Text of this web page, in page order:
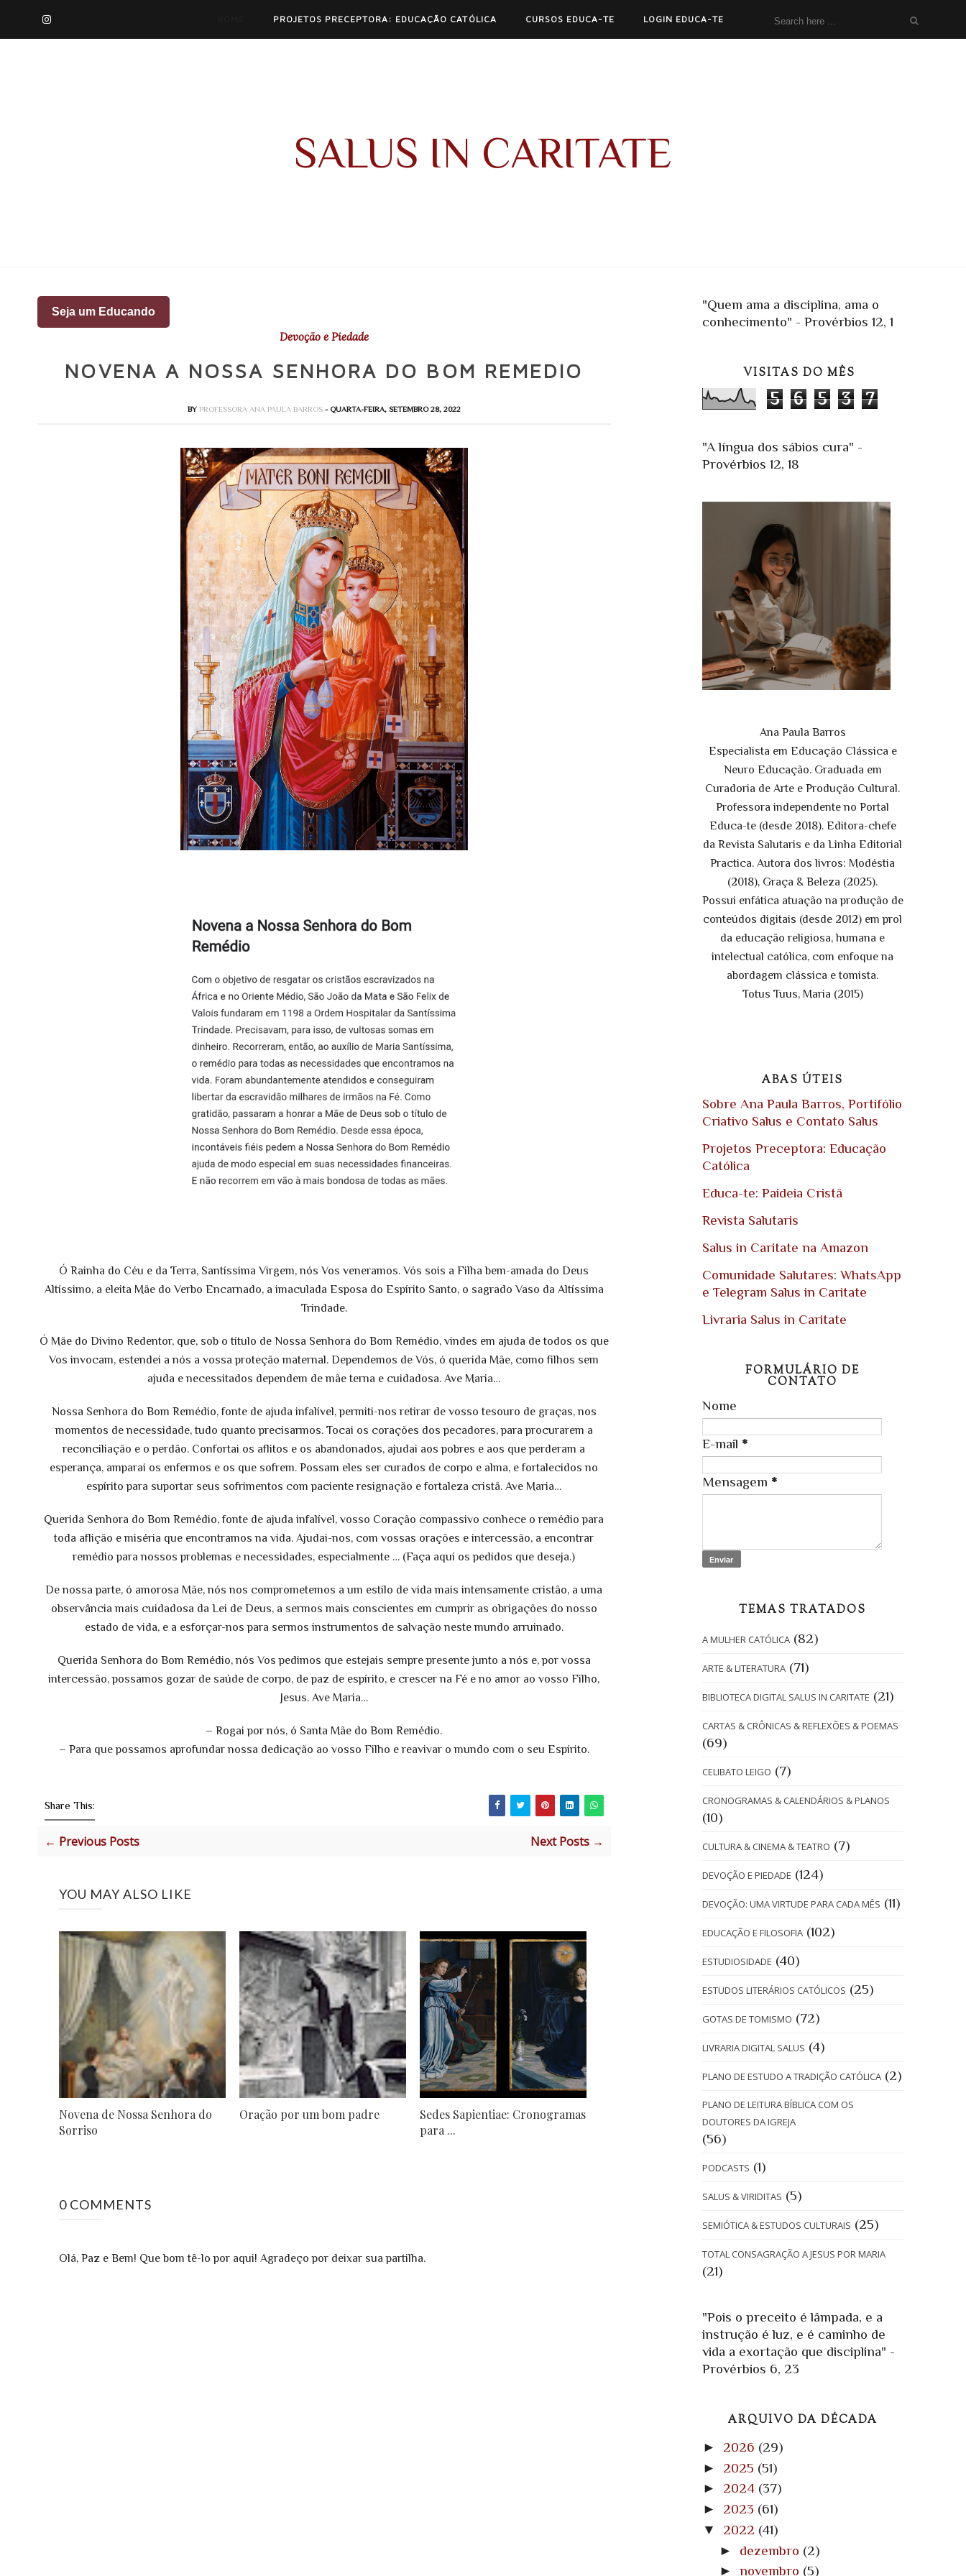
PROJETOS PRECEPTORA: EDUCAÇÃO CATÓLICA CURSOS EDUCA-TE LOGIN EDUCA-TE
SALUS IN CARITATE
Seja um Educando
Devoção e Piedade
NOVENA A NOSSA SENHORA DO BOM REMEDIO
BY PROFESSORA ANA PAULA BARROS - QUARTA-FEIRA, SETEMBRO 28, 2022
Ó Rainha do Céu e da Terra, Santíssima Virgem, nós Vos veneramos. Vós sois a Filha bem-amada do Deus
Altíssimo, a eleita Mãe do Verbo Encarnado, a imaculada Esposa do Espírito Santo, o sagrado Vaso da Altíssima
Trindade.
Ó Mãe do Divino Redentor, que, sob o título de Nossa Senhora do Bom Remédio, vindes em ajuda de todos os que
Vos invocam, estendei a nós a vossa proteção maternal. Dependemos de Vós, ó querida Mãe, como filhos sem
ajuda e necessitados dependem de mãe terna e cuidadosa. Ave Maria…
Nossa Senhora do Bom Remédio, fonte de ajuda infalível, permiti-nos retirar de vosso tesouro de graças, nos
momentos de necessidade, tudo quanto precisarmos. Tocai os corações dos pecadores, para procurarem a
reconciliação e o perdão. Confortai os aflitos e os abandonados, ajudai aos pobres e aos que perderam a
esperança, amparai os enfermos e os que sofrem. Possam eles ser curados de corpo e alma, e fortalecidos no
espírito para suportar seus sofrimentos com paciente resignação e fortaleza cristã. Ave Maria…
Querida Senhora do Bom Remédio, fonte de ajuda infalível, vosso Coração compassivo conhece o remédio para
toda aflição e miséria que encontramos na vida. Ajudai-nos, com vossas orações e intercessão, a encontrar
remédio para nossos problemas e necessidades, especialmente … (Faça aqui os pedidos que deseja.)
De nossa parte, ó amorosa Mãe, nós nos comprometemos a um estilo de vida mais intensamente cristão, a uma
observância mais cuidadosa da Lei de Deus, a sermos mais conscientes em cumprir as obrigações do nosso
estado de vida, e a esforçar-nos para sermos instrumentos de salvação neste mundo arruinado.
Querida Senhora do Bom Remédio, nós Vos pedimos que estejais sempre presente junto a nós e, por vossa
intercessão, possamos gozar de saúde de corpo, de paz de espírito, e crescer na Fé e no amor ao vosso Filho,
Jesus. Ave Maria…
– Rogai por nós, ó Santa Mãe do Bom Remédio.
– Para que possamos aprofundar nossa dedicação ao vosso Filho e reavivar o mundo com o seu Espírito.
Share This:
← Previous Posts Next Posts →
YOU MAY ALSO LIKE
Novena de Nossa Senhora do
Sorriso
Oração por um bom padre
Sedes Sapientiae: Cronogramas
para ...
0 COMMENTS
Olá, Paz e Bem! Que bom tê-lo por aqui! Agradeço por deixar sua partilha.
"Quem ama a disciplina, ama o
conhecimento" - Provérbios 12, 1
VISITAS DO MÊS
5 6 5 3 7
"A língua dos sábios cura" -
Provérbios 12, 18
Ana Paula Barros
Especialista em Educação Clássica e
Neuro Educação. Graduada em
Curadoria de Arte e Produção Cultural.
Professora independente no Portal
Educa-te (desde 2018). Editora-chefe
da Revista Salutaris e da Linha Editorial
Practica. Autora dos livros: Modéstia
(2018), Graça & Beleza (2025).
Possui enfática atuação na produção de
conteúdos digitais (desde 2012) em prol
da educação religiosa, humana e
intelectual católica, com enfoque na
abordagem clássica e tomista.
Totus Tuus, Maria (2015)
ABAS ÚTEIS
Sobre Ana Paula Barros, Portifólio
Criativo Salus e Contato Salus
Projetos Preceptora: Educação
Católica
Educa-te: Paideia Cristã
Revista Salutaris
Salus in Caritate na Amazon
Comunidade Salutares: WhatsApp
e Telegram Salus in Caritate
Livraria Salus in Caritate
FORMULÁRIO DE
CONTATO
Nome
E-mail *
Mensagem *
TEMAS TRATADOS
A MULHER CATÓLICA (82)
ARTE & LITERATURA (71)
BIBLIOTECA DIGITAL SALUS IN CARITATE (21)
CARTAS & CRÔNICAS & REFLEXÕES & POEMAS
(69)
CELIBATO LEIGO (7)
CRONOGRAMAS & CALENDÁRIOS & PLANOS
(10)
CULTURA & CINEMA & TEATRO (7)
DEVOÇÃO E PIEDADE (124)
DEVOÇÃO: UMA VIRTUDE PARA CADA MÊS (11)
EDUCAÇÃO E FILOSOFIA (102)
ESTUDIOSIDADE (40)
ESTUDOS LITERÁRIOS CATÓLICOS (25)
GOTAS DE TOMISMO (72)
LIVRARIA DIGITAL SALUS (4)
PLANO DE ESTUDO A TRADIÇÃO CATÓLICA (2)
PLANO DE LEITURA BÍBLICA COM OS
DOUTORES DA IGREJA
(56)
PODCASTS (1)
SALUS & VIRIDITAS (5)
SEMIÓTICA & ESTUDOS CULTURAIS (25)
TOTAL CONSAGRAÇÃO A JESUS POR MARIA
(21)
"Pois o preceito é lâmpada, e a
instrução é luz, e é caminho de
vida a exortação que disciplina" -
Provérbios 6, 23
ARQUIVO DA DÉCADA
► 2026 (29)
► 2025 (51)
► 2024 (37)
► 2023 (61)
▼ 2022 (41)
► dezembro (2)
► novembro (5)